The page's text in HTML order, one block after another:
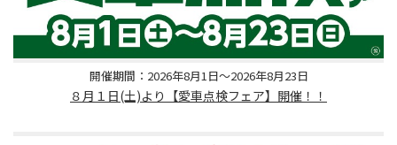
開催期間：2026年8月1日～2026年8月23日
８月１日(土)より【愛車点検フェア】開催！！